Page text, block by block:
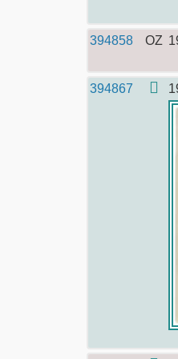
394858 OZ
394867